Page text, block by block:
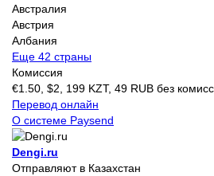
Австралия
Австрия
Албания
Еще 42 страны
Комиссия
€1.50, $2, 199 KZT, 49 RUB без
Перевод онлайн
О системе Paysend
Dengi.ru
Отправляют в Казахстан